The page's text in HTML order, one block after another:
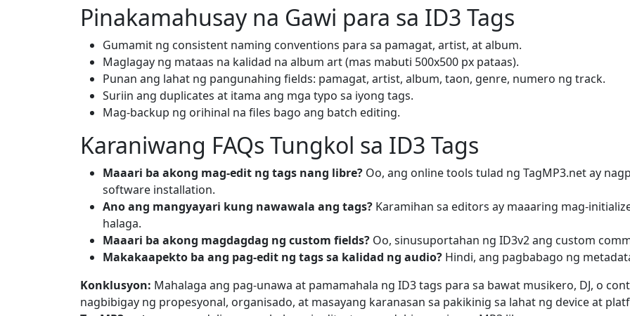
Pinakamahusay na Gawi para sa ID3 Tags
Gumamit ng consistent naming conventions para sa pamagat, artist, at album.
Maglagay ng mataas na kalidad na album art (mas mabuti 500x500 px pataas).
Punan ang lahat ng pangunahing fields: pamagat, artist, album, taon, genre, numero ng track.
Suriin ang duplicates at itama ang mga typo sa iyong tags.
Mag-backup ng orihinal na files bago ang batch editing.
Karaniwang FAQs Tungkol sa ID3 Tags
Maaari ba akong mag-edit ng tags nang libre? Oo, ang online tools tulad ng TagMP3.net ay
software installation.
Ano ang mangyayari kung nawawala ang tags? Karamihan sa editors ay maaaring mag-
halaga.
Maaari ba akong magdagdag ng custom fields? Oo, sinusuportahan ng ID3v2 ang custom
Makakaapekto ba ang pag-edit ng tags sa kalidad ng audio? Hindi, ang pagbabago ng
Konklusyon: Mahalaga ang pag-unawa at pamamahala ng ID3 tags para sa bawat musikero, DJ, o
nagbibigay ng propesyonal, organisado, at masayang karanasan sa pakikinig sa lahat ng device at